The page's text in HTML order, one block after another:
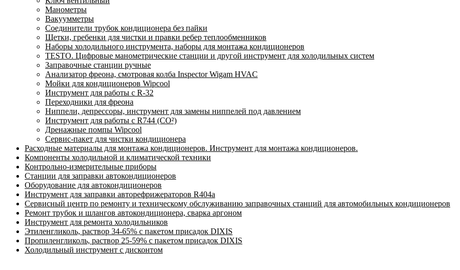
Манометры
Вакуумметры
Соединители трубок кондиционера без пайки
Щетки, гребенки для чистки и правки ребер теплообменников
Наборы холодильного инструмента, наборы для монтажа кондиционеров
TESTO. Цифровые манометрические станции и другой инструмент для холодильных систем
Заправочные станции ручные
Анализатор фреона, смотровая колба Inspector Wigam HVAC
Мойки для кондиционеров Wipcool
Инструмент для работы с R-32
Переходники для фреона
Ниппели, депрессоры, инструмент для замены ниппелей под давлением
Инструмент для работы с R744 (CO²)
Дренажные помпы Wipcool
Сервис-пакет для чистки кондиционера
Расходные материалы для монтажа кондиционеров. Инструмент для монтажа кондиционеров.
Компоненты холодильной и климатической техники
Контрольно-измерительные приборы
Станции для заправки автокондиционеров
Оборудование для автокондиционеров
Инструмент для заправки авторефрижераторов R404a
Сервисный центр по ремонту и техническому обслуживанию заправочных станций для автомобильных кондиционеров
Ремонт трубок и шлангов автокондиционера, сварка аргоном
Инструмент для ремонта холодильников
Этиленгликоль, раствор 34-65% с пакетом присадок DIXIS
Пропиленгликоль, раствор 25-59% с пакетом присадок DIXIS
Холодильный инструмент с дисконтом